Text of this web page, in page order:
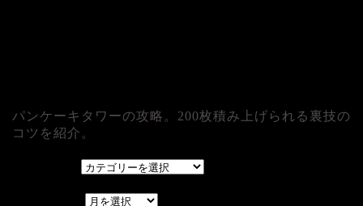
パンケーキタワーの攻略。200枚積み上げられる裏技の
コツを紹介。